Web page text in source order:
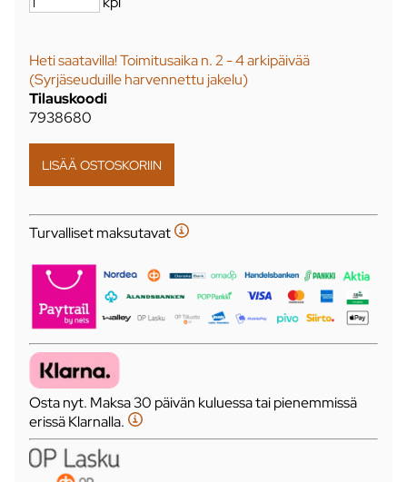
Heti saatavilla! Toimitusaika n. 2 - 4 arkipäivää
(Syrjäseuduille harvennettu jakelu)
Tilauskoodi
7938680
Turvalliset maksutavat
Osta nyt. Maksa 30 päivän kuluessa tai pienemmissä
erissä Klarnalla.